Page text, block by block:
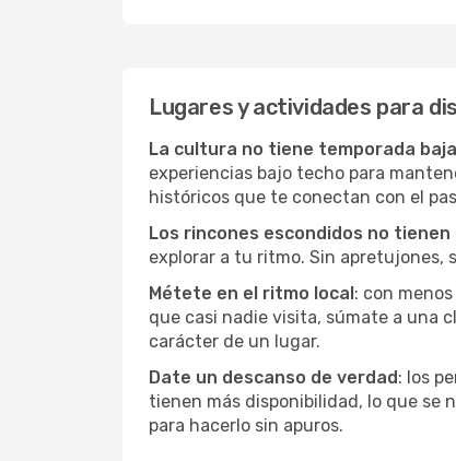
Lugares y actividades para
La cultura no tiene temporada baja
experiencias bajo techo para
históricos que te conectan con el
Los rincones escondidos no tienen
explorar a tu ritmo. Sin apretujones,
Métete en el ritmo local: con
que casi nadie visita, súmate a una
carácter de un lugar.
Date un descanso de verdad: los
tienen más disponibilidad, lo que se
para hacerlo sin apuros.